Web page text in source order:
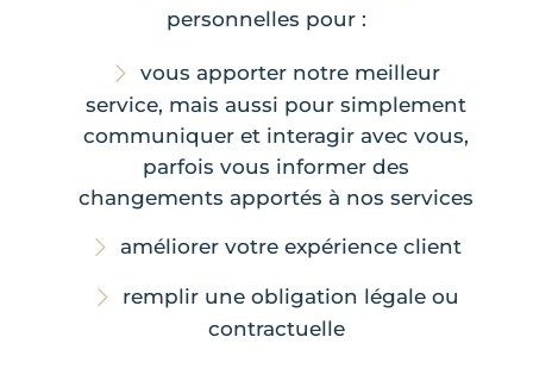
personnelles pour :
vous apporter notre meilleur
service, mais aussi pour simplement
communiquer et interagir avec vous,
parfois vous informer des
changements apportés à nos services
améliorer votre expérience client
remplir une obligation légale ou
contractuelle